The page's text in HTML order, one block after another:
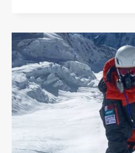
QUE
APUESTAN
POR
LA
SOSTENIBILIDAD